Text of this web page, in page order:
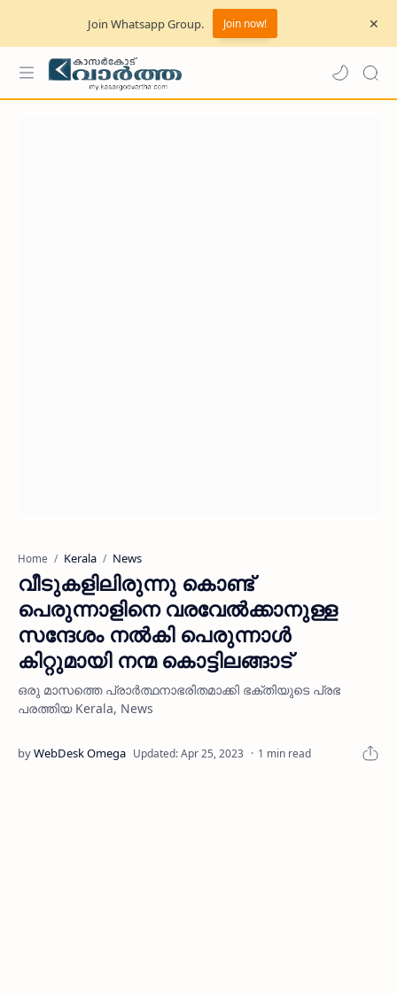
Join Whatsapp Group. Join now!
Home Kerala News
വീടുകളിലിരുന്നു കൊണ്ട്
പെരുന്നാളിനെ വരവേല്‍ക്കാനുള്ള
സന്ദേശം നല്‍കി പെരുന്നാള്‍
കിറ്റുമായി നന്മ കൊട്ടിലങ്ങാട്
ഒരു മാസത്തെ പ്രാര്‍ത്ഥനാഭരിതമാക്കി ഭക്തിയുടെ പ്രഭ
പരത്തിയ Kerala, News
1 min read